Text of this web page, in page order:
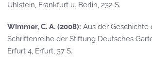
Uhlstein, Frankfurt u. Berlin, 232 S.
Wimmer, C. A. (2008): Aus der Geschichte
Schriftenreihe der Stiftung Deutsches
Erfurt 4, Erfurt, 37 S.